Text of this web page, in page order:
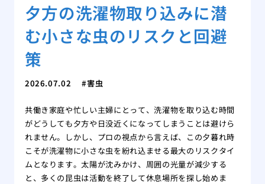
夕方の洗濯物取り込みに潜
む小さな虫のリスクと回避
策
2026.07.02 害虫
共働き家庭や忙しい主婦にとって、洗濯物を取り込む時間
がどうしても夕方や日没近くになってしまうことは避けら
れません。しかし、プロの視点から言えば、この夕暮れ時
こそが洗濯物に小さな虫を紛れ込ませる最大のリスクタイ
ムとなります。太陽が沈みかけ、周囲の光量が減少する
と、多くの昆虫は活動を終了して休息場所を探し始めま